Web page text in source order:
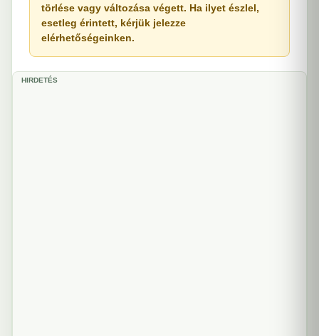
törlése vagy változása végett. Ha ilyet észlel,
esetleg érintett, kérjük jelezze
elérhetőségeinken.
HIRDETÉS